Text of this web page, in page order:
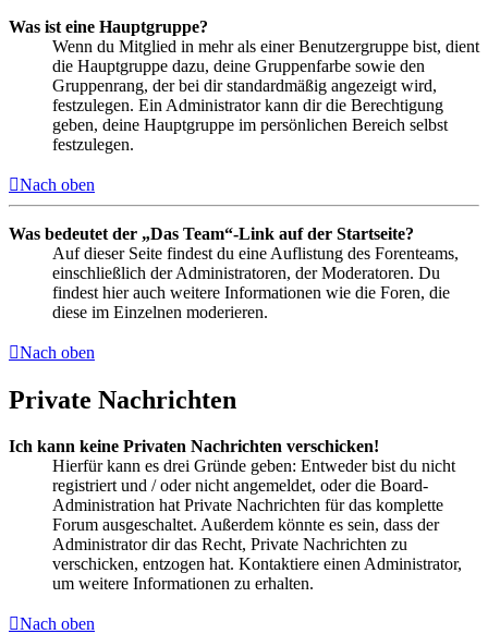
Was ist eine Hauptgruppe?
Wenn du Mitglied in mehr als einer Benutzergruppe bist, dient
die Hauptgruppe dazu, deine Gruppenfarbe sowie den
Gruppenrang, der bei dir standardmäßig angezeigt wird,
festzulegen. Ein Administrator kann dir die Berechtigung
geben, deine Hauptgruppe im persönlichen Bereich selbst
festzulegen.
Nach oben
Was bedeutet der „Das Team“-Link auf der Startseite?
Auf dieser Seite findest du eine Auflistung des Forenteams,
einschließlich der Administratoren, der Moderatoren. Du
findest hier auch weitere Informationen wie die Foren, die
diese im Einzelnen moderieren.
Nach oben
Private Nachrichten
Ich kann keine Privaten Nachrichten verschicken!
Hierfür kann es drei Gründe geben: Entweder bist du nicht
registriert und / oder nicht angemeldet, oder die Board-
Administration hat Private Nachrichten für das komplette
Forum ausgeschaltet. Außerdem könnte es sein, dass der
Administrator dir das Recht, Private Nachrichten zu
verschicken, entzogen hat. Kontaktiere einen Administrator,
um weitere Informationen zu erhalten.
Nach oben